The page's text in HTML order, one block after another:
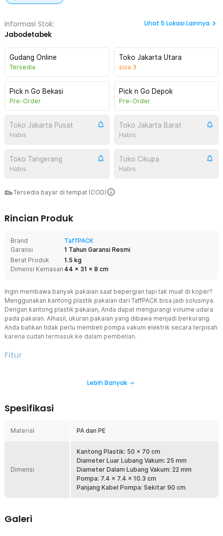
Informasi Stok:
Jabodetabek
Lihat 5 Lokasi Lainnya
Gudang Online
Tersedia
Toko Jakarta Utara
sisa 3
Pick n Go Bekasi
Pre-Order
Pick n Go Depok
Pre-Order
Toko Jakarta Pusat
Habis
Toko Jakarta Barat
Habis
Toko Tangerang
Habis
Toko Cikupa
Habis
Tersedia bayar di tempat (COD)
Rincian Produk
Brand
TaffPACK
Garansi
1 Tahun Garansi Resmi
Berat Produk
1.5 kg
Dimensi Kemasan 44 x 31 x 8 cm
Ingin membawa banyak pakaian saat bepergian tapi tak muat di koper?
Menggunakan kantong plastik pakaian dari TaffPACK bisa jadi solusinya.
Dengan kantong plastik pakaian, Anda dapat mengurangi volume udara
pada pakaian. Alhasil, ukuran pakaian yang dibawa menjadi berkurang.
Anda bahkan tidak perlu membeli pompa vakum elektrik secara terpisah
karena sudah termasuk ke dalam pembelian.
Fitur
Tidak perlu lagi membawa banyak koper saat bepergian. Dengan
berkurang di dalam plastik bisa menghemat tempat hingga 80%.
dimasukkan ke dalam koper.
Kantong plastik pakaian dirancang khusus dari material PE dan PA
agar mampu menahan tekanan udara saat proses vakum. Tes
tekanan pun dilakukan berulang kali untuk menguji ketahanan
produk dari TaffPACK ini. Lengkap dengan desain tepi, penutup
zipper, dan katup suspensi yang ampuh untuk mencegah
Tidak perlu membeli pompa terpisah. Paket ini sudah termasuk
Lebih Banyak
Spesifikasi
Material PA dan PE
Dimensi
Kantong Plastik: 50 x 70 cm
Diameter Luar Lubang Vakum: 25 mm
Diameter Dalam Lubang Vakum: 22 mm
Pompa: 7.4 x 7.4 x 10.3 cm
Panjang Kabel Pompa: Sekitar 90 cm
Galeri